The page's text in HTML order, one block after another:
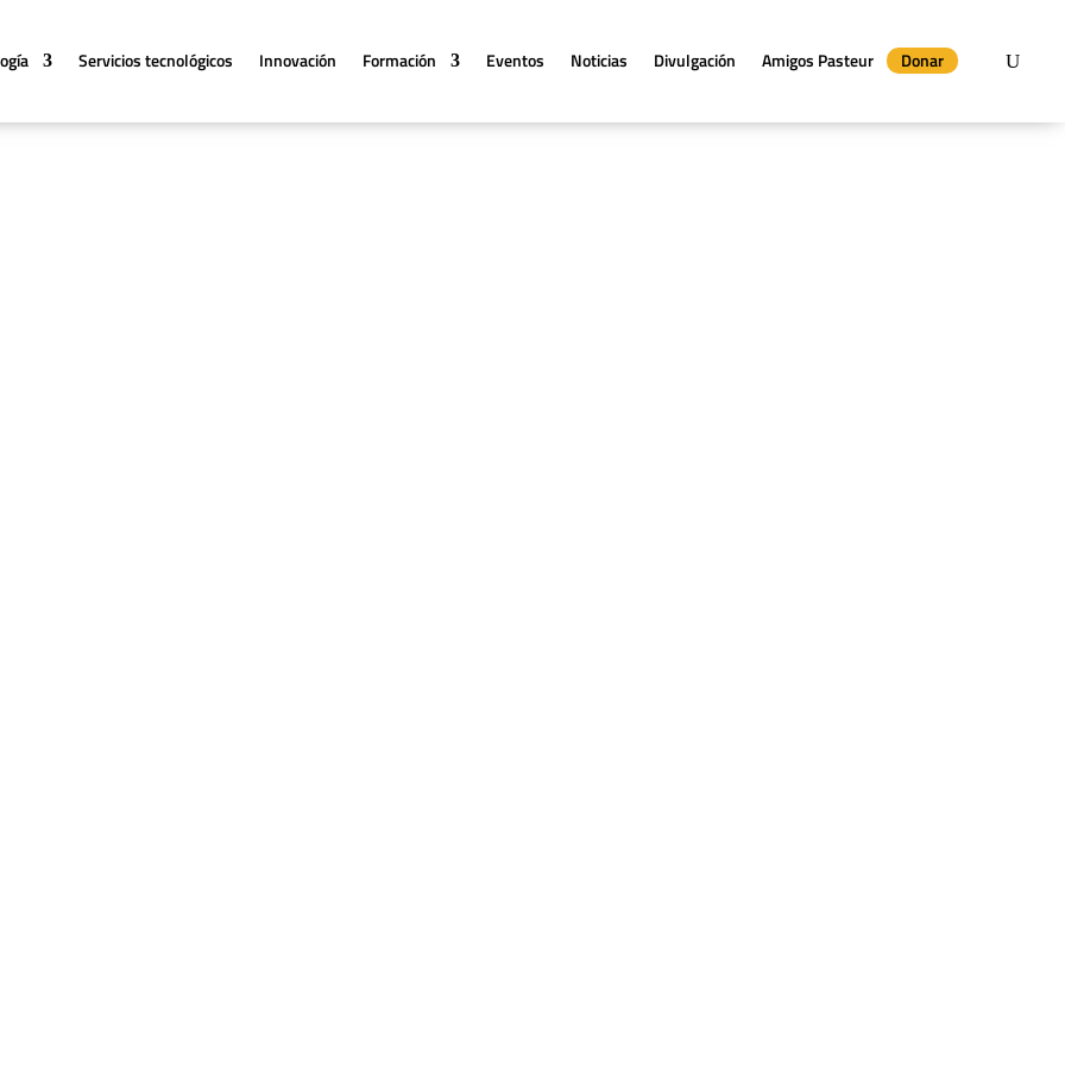
Servicios tecnológicos Innovación Formación Eventos Noticias Divulgación Amigos Pasteur Donar